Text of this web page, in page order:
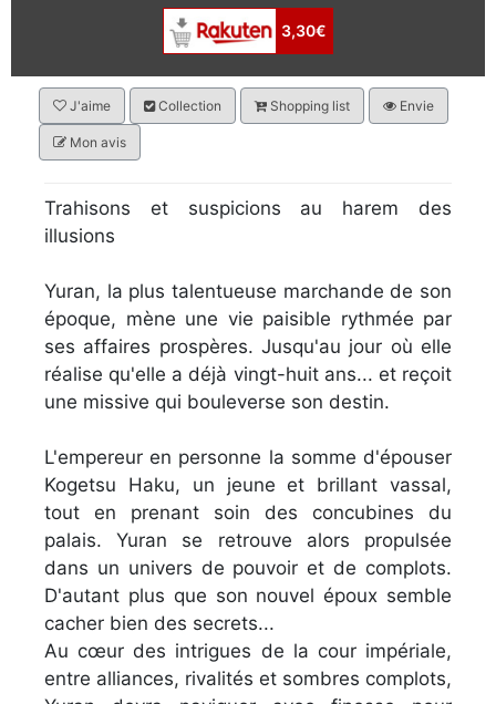
3,30€
J'aime Collection Shopping list Envie
Mon avis
Trahisons et suspicions au harem des
illusions
Yuran, la plus talentueuse marchande de son
époque, mène une vie paisible rythmée par
ses affaires prospères. Jusqu'au jour où elle
réalise qu'elle a déjà vingt-huit ans... et reçoit
une missive qui bouleverse son destin.
L'empereur en personne la somme d'épouser
Kogetsu Haku, un jeune et brillant vassal,
tout en prenant soin des concubines du
palais. Yuran se retrouve alors propulsée
dans un univers de pouvoir et de complots.
D'autant plus que son nouvel époux semble
cacher bien des secrets...
Au cœur des intrigues de la cour impériale,
entre alliances, rivalités et sombres complots,